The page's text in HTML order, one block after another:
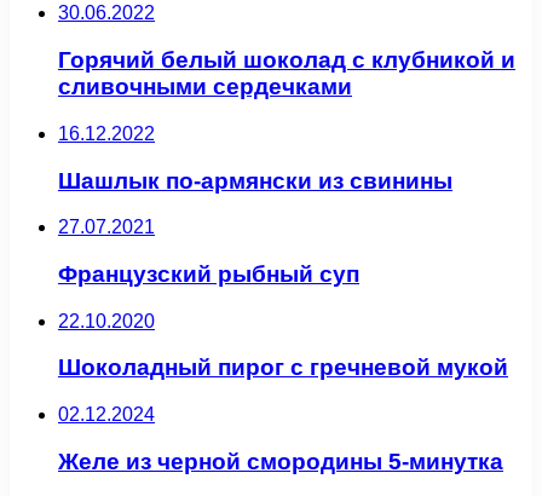
30.06.2022
Горячий белый шоколад с клубникой и
сливочными сердечками
16.12.2022
Шашлык по-армянски из свинины
27.07.2021
Французский рыбный суп
22.10.2020
Шоколадный пирог с гречневой мукой
02.12.2024
Желе из черной смородины 5-минутка